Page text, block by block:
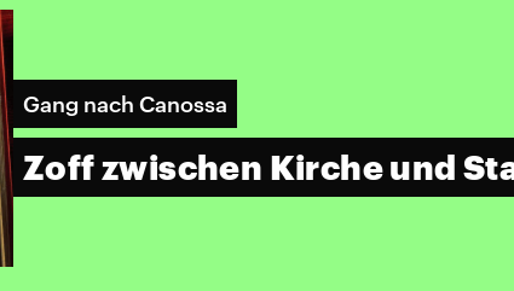
Gang nach Canossa
Zoff zwischen Kirche und